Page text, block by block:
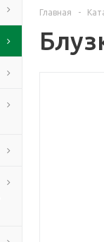
Главная -